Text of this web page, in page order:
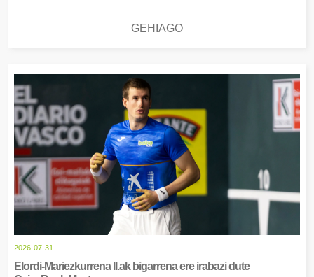
GEHIAGO
2026-07-31
Elordi-Mariezkurrena II.ak bigarrena ere irabazi dute